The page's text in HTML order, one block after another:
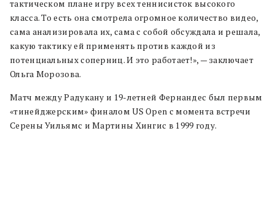
тактическом плане игру всех теннисисток высокого
класса. То есть она смотрела огромное количество видео,
сама анализировала их, сама с собой обсуждала и решала,
какую тактику ей применять против каждой из
потенциальных соперниц. И это работает!», — заключает
Ольга Морозова.
Матч между Радукану и 19-летней Фернандес был первым
«тинейджерским» финалом US Open с момента встречи
Серены Уильямс и Мартины Хингис в 1999 году.